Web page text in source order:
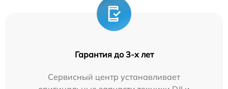
Гарантия до 3-х лет
Сервисный центр устанавливает